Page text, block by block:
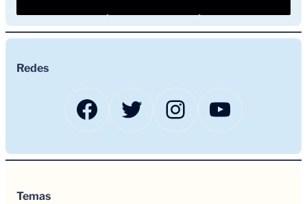
Redes
Facebook
TwitterInstagram
Temas